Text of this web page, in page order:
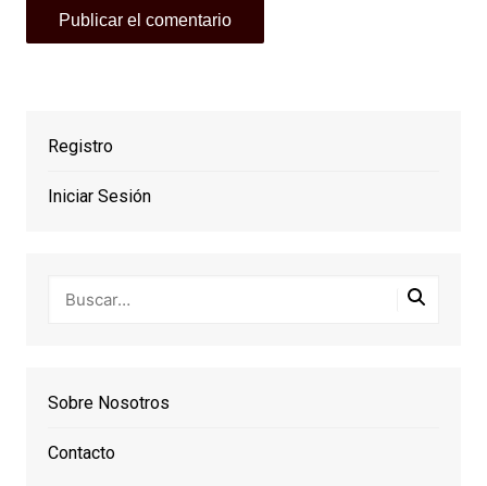
Registro
Iniciar Sesión
Sobre Nosotros
Contacto